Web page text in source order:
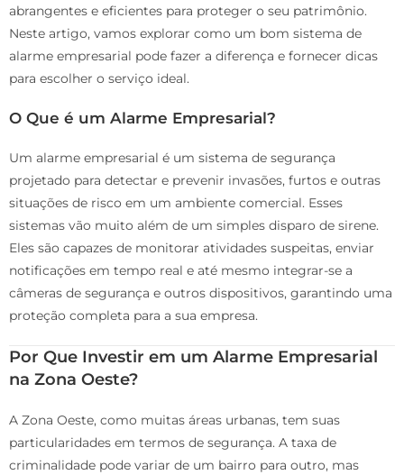
abrangentes e eficientes para proteger o seu patrimônio.
Neste artigo, vamos explorar como um bom sistema de
alarme empresarial pode fazer a diferença e fornecer dicas
para escolher o serviço ideal.
O Que é um Alarme Empresarial?
Um alarme empresarial é um sistema de segurança
projetado para detectar e prevenir invasões, furtos e outras
situações de risco em um ambiente comercial. Esses
sistemas vão muito além de um simples disparo de sirene.
Eles são capazes de monitorar atividades suspeitas, enviar
notificações em tempo real e até mesmo integrar-se a
câmeras de segurança e outros dispositivos, garantindo uma
proteção completa para a sua empresa.
Por Que Investir em um Alarme Empresarial
na Zona Oeste?
A Zona Oeste, como muitas áreas urbanas, tem suas
particularidades em termos de segurança. A taxa de
criminalidade pode variar de um bairro para outro, mas